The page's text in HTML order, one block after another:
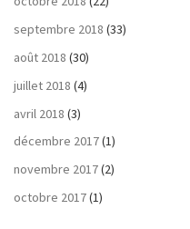
septembre 2018 (33)
août 2018 (30)
juillet 2018 (4)
avril 2018 (3)
décembre 2017(1)
novembre 2017(2)
octobre 2017(1)